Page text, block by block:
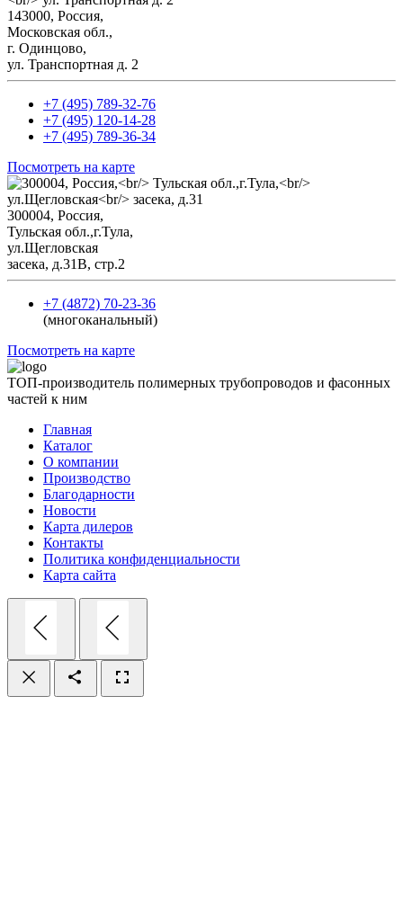
143000, Россия,
Mосковская обл.,
г. Одинцово,
ул. Транспортная д. 2
+7 (495) 789-32-76
+7 (495) 120-14-28
+7 (495) 789-36-34
Посмотреть на карте
300004, Россия,
Тульская обл.,г.Тула,
ул.Щегловская
засека, д.31В, стр.2
+7 (4872) 70-23-36
(многоканальный)
Посмотреть на карте
ТОП-производитель полимерных трубопроводов и фасонных
частей к ним
Главная
Каталог
О компании
Производство
Благодарности
Новости
Карта дилеров
Контакты
Политика конфиденциальности
Карта сайта